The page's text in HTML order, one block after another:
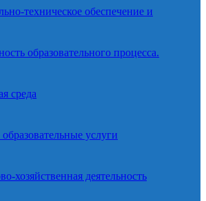
техническое обеспечение и
образовательного процесса.
среда
услуги
хозяйственная деятельность